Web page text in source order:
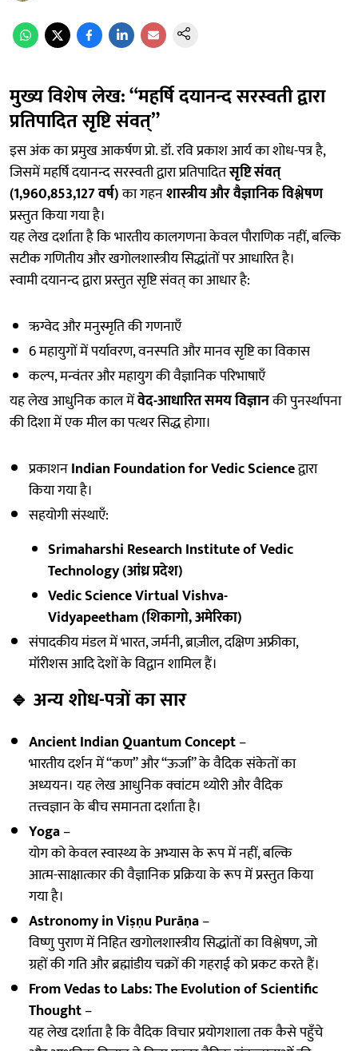
मुख्य विशेष लेख: “महर्षि दयानन्द सरस्वती द्वारा
प्रतिपादित सृष्टि संवत्”
इस अंक का प्रमुख आकर्षण प्रो. डॉ. रवि प्रकाश आर्य का शोध-पत्र है,
जिसमें महर्षि दयानन्द सरस्वती द्वारा प्रतिपादितसृष्टि संवत्
(1,960,853,127 वर्ष)का गहनशास्त्रीय और वैज्ञानिक विश्लेषण
प्रस्तुत किया गया है।
यह लेख दर्शाता है कि भारतीय कालगणना केवल पौराणिक नहीं, बल्कि
सटीक गणितीय और खगोलशास्त्रीय सिद्धांतों पर आधारित है।
स्वामी दयानन्द द्वारा प्रस्तुत सृष्टि संवत् का आधार है:
ऋग्वेद और मनुस्मृति की गणनाएँ
6 महायुगों में पर्यावरण, वनस्पति और मानव सृष्टि का विकास
कल्प, मन्वंतर और महायुग की वैज्ञानिक परिभाषाएँ
यह लेख आधुनिक काल मेंवेद-आधारित समय विज्ञानकी पुनर्स्थापना
की दिशा में एक मील का पत्थर सिद्ध होगा।
प्रकाशनIndian Foundation for Vedic Scienceद्वारा
किया गया है।
सहयोगी संस्थाएँ:
Srimaharshi Research Institute of Vedic
Technology (आंध्र प्रदेश)
Vedic Science Virtual Vishva-
Vidyapeetham (शिकागो, अमेरिका)
संपादकीय मंडल में भारत, जर्मनी, ब्राज़ील, दक्षिण अफ्रीका,
मॉरीशस आदि देशों के विद्वान शामिल हैं।
🔹 अन्य शोध-पत्रों का सार
Ancient Indian Quantum Concept–
भारतीय दर्शन में “कण” और “ऊर्जा” के वैदिक संकेतों का
अध्ययन। यह लेख आधुनिक क्वांटम थ्योरी और वैदिक
तत्त्वज्ञान के बीच समानता दर्शाता है।
Yoga–
योग को केवल स्वास्थ्य के अभ्यास के रूप में नहीं, बल्कि
आत्म-साक्षात्कार की वैज्ञानिक प्रक्रिया के रूप में प्रस्तुत किया
गया है।
Astronomy in Viṣṇu Purāṇa–
विष्णु पुराण में निहित खगोलशास्त्रीय सिद्धांतों का विश्लेषण, जो
ग्रहों की गति और ब्रह्मांडीय चक्रों की गहराई को प्रकट करते हैं।
From Vedas to Labs: The Evolution of Scientific
Thought–
यह लेख दर्शाता है कि वैदिक विचार प्रयोगशाला तक कैसे पहुँचे